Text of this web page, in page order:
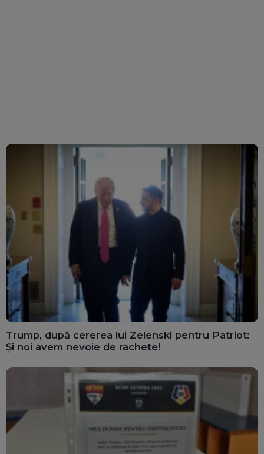
Trump, după cererea lui Zelenski pentru Patriot:
Și noi avem nevoie de rachete!